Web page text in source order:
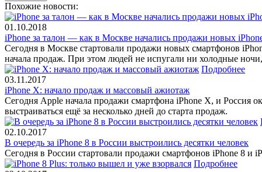
Похожие новости:
01.10.2018
iPhone за талон — как в Москве начались продажи новых
Сегодня в Москве стартовали продажи новых смартфонов
начала продаж. При этом людей не испугали ни холодные
Подробнее
03.11.2017
iPhone X: начало продаж и массовый ажиотаж
Сегодня Apple начала продажи смартфона iPhone X, и Россия
выстраиваться ещё за несколько дней до старта продаж.
02.10.2017
В очередь за iPhone 8 в России выстроились десятки человек
Сегодня в России стартовали продажи смартфонов iPhone 8 и
Подробнее